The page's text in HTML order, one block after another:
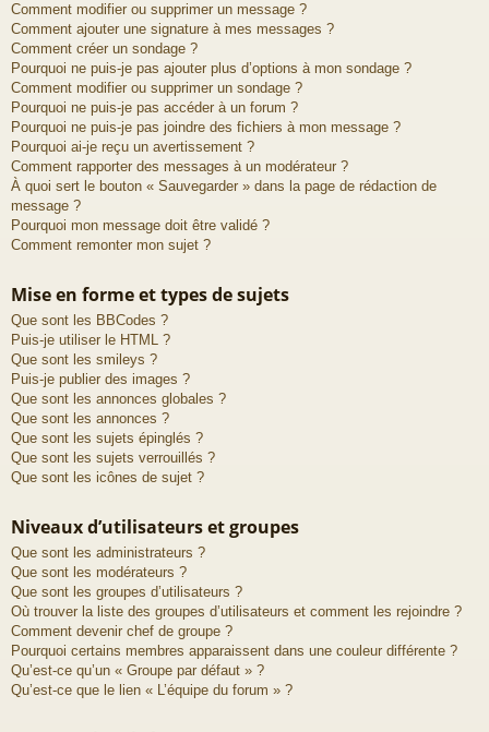
Comment modifier ou supprimer un message ?
Comment ajouter une signature à mes messages ?
Comment créer un sondage ?
Pourquoi ne puis-je pas ajouter plus d’options à mon sondage ?
Comment modifier ou supprimer un sondage ?
Pourquoi ne puis-je pas accéder à un forum ?
Pourquoi ne puis-je pas joindre des fichiers à mon message ?
Pourquoi ai-je reçu un avertissement ?
Comment rapporter des messages à un modérateur ?
À quoi sert le bouton « Sauvegarder » dans la page de rédaction de
message ?
Pourquoi mon message doit être validé ?
Comment remonter mon sujet ?
Mise en forme et types de sujets
Que sont les BBCodes ?
Puis-je utiliser le HTML ?
Que sont les smileys ?
Puis-je publier des images ?
Que sont les annonces globales ?
Que sont les annonces ?
Que sont les sujets épinglés ?
Que sont les sujets verrouillés ?
Que sont les icônes de sujet ?
Niveaux d’utilisateurs et groupes
Que sont les administrateurs ?
Que sont les modérateurs ?
Que sont les groupes d’utilisateurs ?
Où trouver la liste des groupes d’utilisateurs et comment les rejoindre ?
Comment devenir chef de groupe ?
Pourquoi certains membres apparaissent dans une couleur différente ?
Qu’est-ce qu’un « Groupe par défaut » ?
Qu’est-ce que le lien « L’équipe du forum » ?